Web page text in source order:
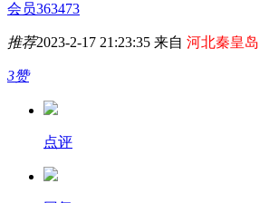
会员363473
推荐2023-2-17 21:23:35 来自 河北秦皇岛
3赞
点评